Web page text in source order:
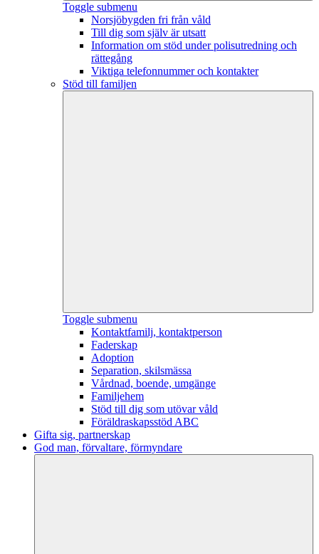
Toggle submenu
Norsjöbygden fri från våld
Till dig som själv är utsatt
Information om stöd under polisutredning och
rättegång
Viktiga telefonnummer och kontakter
Stöd till familjen
Toggle submenu
Kontaktfamilj, kontaktperson
Faderskap
Adoption
Separation, skilsmässa
Vårdnad, boende, umgänge
Familjehem
Stöd till dig som utövar våld
Föräldraskapsstöd ABC
Gifta sig, partnerskap
God man, förvaltare, förmyndare